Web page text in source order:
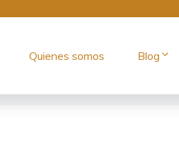
Quienes somos Blog